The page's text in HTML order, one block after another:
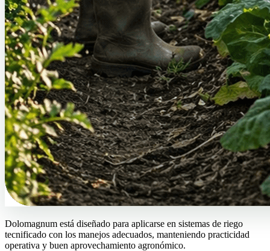
Dolomagnum está diseñado para aplicarse en sistemas de riego
tecnificado con los manejos adecuados, manteniendo practicidad
operativa y buen aprovechamiento agronómico.